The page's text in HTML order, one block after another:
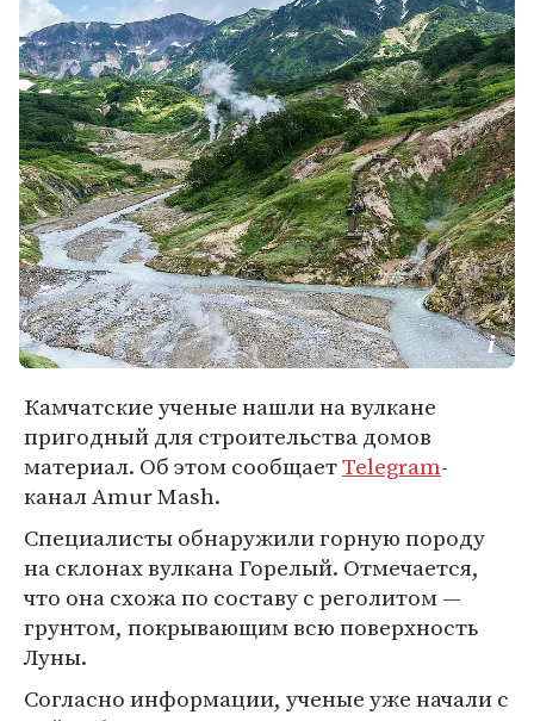
Камчатские ученые нашли на вулкане
пригодный для строительства домов
материал. Об этом сообщаетTelegram-
канал Amur Mash.
Специалисты обнаружили горную породу
на склонах вулкана Горелый. Отмечается,
что она схожа по составу с реголитом —
грунтом, покрывающим всю поверхность
Луны.
Согласно информации, ученые уже начали с